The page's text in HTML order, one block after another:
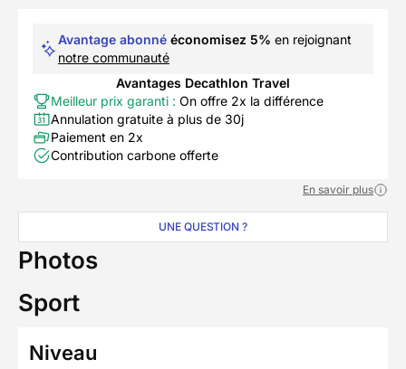
Avantage abonné économisez 5% en rejoignant
notre communauté
Avantages Decathlon Travel
Meilleur prix garanti : On offre 2x la différence
Annulation gratuite à plus de 30j
Paiement en 2x
Contribution carbone offerte
En savoir plus
UNE QUESTION ?
Photos
Sport
Niveau